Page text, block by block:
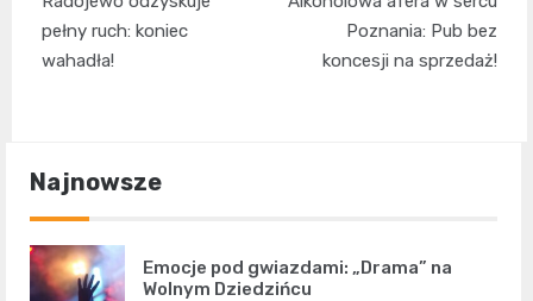
wpisu
pełny ruch: koniec
wahadła!
Poznania: Pub bez
koncesji na sprzedaż!
Najnowsze
Emocje pod gwiazdami: „Drama” na
Wolnym Dziedzińcu